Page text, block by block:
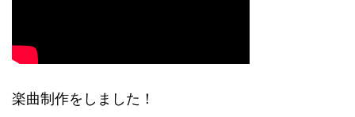
楽曲制作をしました！